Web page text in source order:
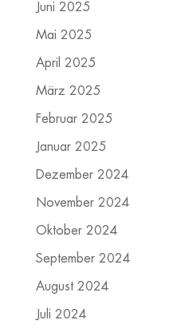
Juni 2025
Mai 2025
April 2025
März 2025
Februar 2025
Januar 2025
Dezember 2024
November 2024
Oktober 2024
September 2024
August 2024
Juli 2024